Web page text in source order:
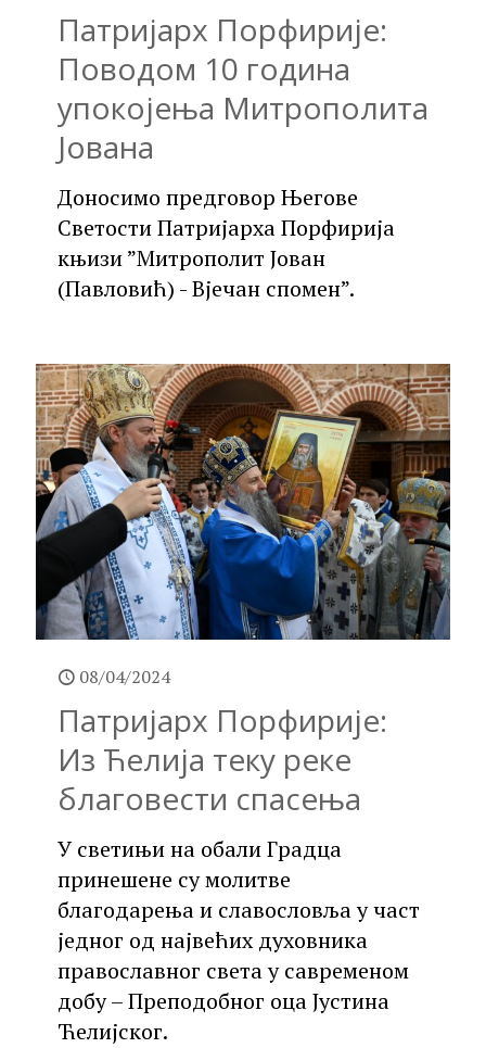
Патријарх Порфирије:
Поводом 10 година
упокојења Митрополита
Јована
Доносимо предговор Његове
Светости Патријарха Порфирија
књизи ”Митрополит Јован
(Павловић) - Вјечан спомен”.
08/04/2024
Патријарх Порфирије:
Из Ћелија теку реке
благовести спасења
У светињи на обали Градца
принешене су молитве
благодарења и славословља у част
једног од највећих духовника
православног света у савременом
добу – Преподобног оца Јустина
Ћелијског.